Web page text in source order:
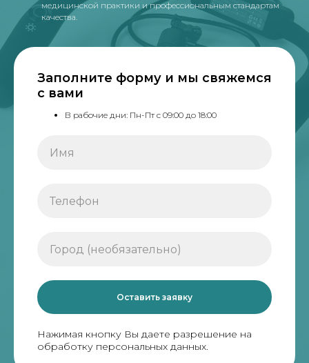
медицинской практики и профессиональным стандартам
качества.
Заполните форму и мы свяжемся
с вами
В рабочие дни: Пн-Пт с 09:00 до 18:00
Оставить заявку
Нажимая кнопку Вы даете разрешение на
обработку персональных данных.